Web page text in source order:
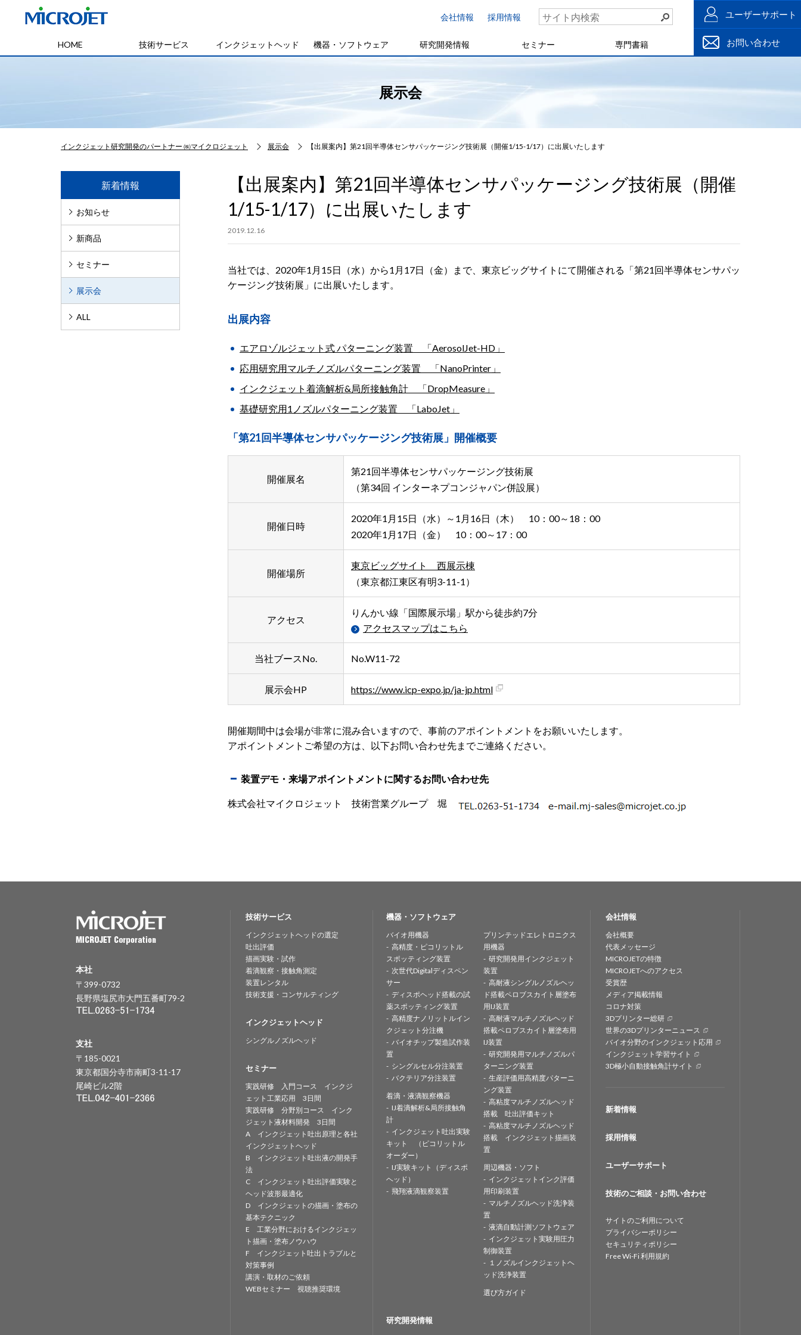
会社情報 採用情報
HOME 技術サービス インクジェットヘッド 機器・ソフトウェア 研究開発情報 セミナー 専門書籍
ユーザーサポート
お問い合わせ
展示会
インクジェット研究開発のパートナー ㈱マイクロジェット 展示会 【出展案内】第21回半導体センサパッケージング技術展（開催1/15-1/17）に出展いたします
【出展案内】第21回半導体センサパッケージング技術展（開催
1/15-1/17）に出展いたします
2019.12.16
当社では、2020年1月15日（水）から1月17日（金）まで、東京ビッグサイトにて開催される「第21回半導体センサパッ
ケージング技術展」に出展いたします。
出展内容
エアロゾルジェット式 パターニング装置 「AerosolJet-HD」
応用研究用マルチノズルパターニング装置 「NanoPrinter」
インクジェット着滴解析&局所接触角計 「DropMeasure」
基礎研究用1ノズルパターニング装置 「LaboJet」
「第21回半導体センサパッケージング技術展」開催概要
開催展名
第21回半導体センサパッケージング技術展
（第34回 インターネプコンジャパン併設展）
開催日時
2020年1月15日（水）～1月16日（木） 10：00～18：00
2020年1月17日（金） 10：00～17：00
開催場所
東京ビッグサイト 西展示棟
（東京都江東区有明3-11-1）
アクセス
りんかい線「国際展示場」駅から徒歩約7分
アクセスマップはこちら
当社ブースNo. No.W11-72
展示会HP https://www.icp-expo.jp/ja-jp.html
開催期間中は会場が非常に混み合いますので、事前のアポイントメントをお願いいたします。
アポイントメントご希望の方は、以下お問い合わせ先までご連絡ください。
装置デモ・来場アポイントメントに関するお問い合わせ先
株式会社マイクロジェット 技術営業グループ 堀
新着情報
お知らせ
新商品
セミナー
展示会
ALL
本社
〒399-0732
長野県塩尻市大門五番町79-2
支社
〒185-0021
東京都国分寺市南町3-11-17
尾崎ビル2階
技術サービス
インクジェットヘッドの選定
吐出評価
描画実験・試作
着滴観察・接触角測定
装置レンタル
技術支援・コンサルティング
インクジェットヘッド
シングルノズルヘッド
セミナー
実践研修 入門コース インクジ
ェット工業応用 3日間
実践研修 分野別コース インク
ジェット液材料開発 3日間
A インクジェット吐出原理と各社
インクジェットヘッド
B インクジェット吐出液の開発手
法
C インクジェット吐出評価実験と
ヘッド波形最適化
D インクジェットの描画・塗布の
基本テクニック
E 工業分野におけるインクジェッ
ト描画・塗布ノウハウ
F インクジェット吐出トラブルと
対策事例
講演・取材のご依頼
WEBセミナー 視聴推奨環境
機器・ソフトウェア
バイオ用機器
高精度・ピコリットル
スポッティング装置
次世代Digitalディスペン
サー
ディスポヘッド搭載の試
薬スポッティング装置
高精度ナノリットルイン
クジェット分注機
バイオチップ製造試作装
置
シングルセル分注装置
バクテリア分注装置
着滴・液滴観察機器
IJ着滴解析&局所接触角
計
インクジェット吐出実験
キット （ピコリットル
オーダー）
IJ実験キット（ディスポ
ヘッド）
飛翔液滴観察装置
プリンテッドエレトロニクス
用機器
研究開発用インクジェット
装置
高耐液シングルノズルヘッ
ド搭載ペロブスカイト層塗布
用IJ装置
高耐液マルチノズルヘッド
搭載ペロブスカイト層塗布用
IJ装置
研究開発用マルチノズルパ
ターニング装置
生産評価用高精度パターニ
ング装置
高粘度マルチノズルヘッド
搭載 吐出評価キット
高粘度マルチノズルヘッド
搭載 インクジェット描画装
置
周辺機器・ソフト
インクジェットインク評価
用印刷装置
マルチノズルヘッド洗浄装
置
液滴自動計測ソフトウェア
インクジェット実験用圧力
制御装置
１ノズルインクジェットヘ
ッド洗浄装置
選び方ガイド
研究開発情報
会社情報
会社概要
代表メッセージ
MICROJETの特徴
MICROJETへのアクセス
受賞歴
メディア掲載情報
コロナ対策
3Dプリンター総研
世界の3Dプリンターニュース
バイオ分野のインクジェット応用
インクジェット学習サイト
3D極小自動接触角計サイト
新着情報
採用情報
ユーザーサポート
技術のご相談・お問い合わせ
サイトのご利用について
プライバシーポリシー
セキュリティポリシー
Free Wi-Fi 利用規約